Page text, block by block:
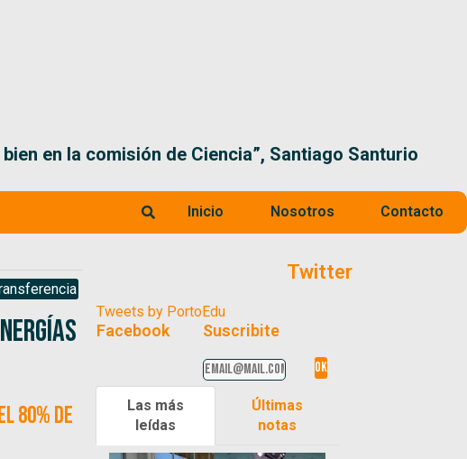
en la comisión de Ciencia”, Santiago Santurio
Inicio Nosotros Contacto
80% de
Twitter
Tweets by PortoEdu
Facebook Suscribite
Las más
leídas
Últimas
notas